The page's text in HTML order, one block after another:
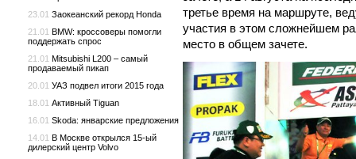
третье время на маршруте,
участия в этом сложнейшем
место в общем зачете.
23.01 Заокеанский рекорд Honda
21.01 BMW: кроссоверы помогли
поддержать спрос
21.01 Mitsubishi L200 – самый
продаваемый пикап
20.01 УАЗ подвел итоги 2015 года
18.01 Активный Tiguan
16.01 Skoda: январские предложения
14.01 В Москве открылся 15-ый
дилерский центр Volvo